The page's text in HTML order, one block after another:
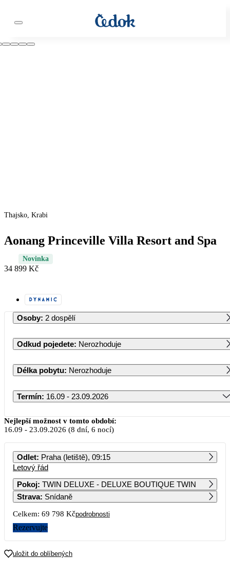
Thajsko, Krabi
Aonang Princeville Villa Resort and Spa
Novinka
34 899 Kč
Osoby: 2 dospělí
Odkud pojedete: Nerozhoduje
Délka pobytu: Nerozhoduje
Termín: 16.09 - 23.09.2026
Září 2026
PO ÚT ST ČT PÁ SO NE
36 459 36 529 34 809 38 749 33 279 59 139
7 8
14
35 029
21
34 539
22
34 639
Nejlepší možnost v tomto období:
16.09 - 23.09.2026 (8 dní, 6 nocí)
Odlet: Praha (letiště), 09:15
Letový řád
Pokoj: TWIN DELUXE - DELUXE BOUTIQUE TWIN
Strava: Snídaně
Celkem: 69 798 Kčpodrobnosti
Rezervujte
uložit do oblíbených